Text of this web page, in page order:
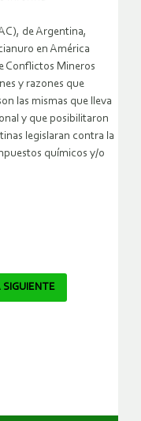
de Argentina,
en América
Conflictos Mineros
y razones que
las mismas que lleva
y que posibilitaron
legislaran contra la
químicos y/o
SIGUIENTE